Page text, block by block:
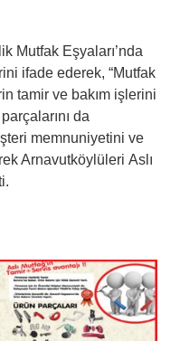
Mutfak Eşyaları’nda
ifade ederek, “Mutfak
tamir ve bakım işlerini
da
memnuniyetini ve
Arnavutköylüleri Aslı